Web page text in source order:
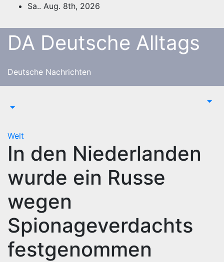
springen
Sa.. Aug. 8th, 2026
DA Deutsche Alltags
Deutsche Nachrichten
Welt
In den Niederlanden
wurde ein Russe
wegen
Spionageverdachts
festgenommen